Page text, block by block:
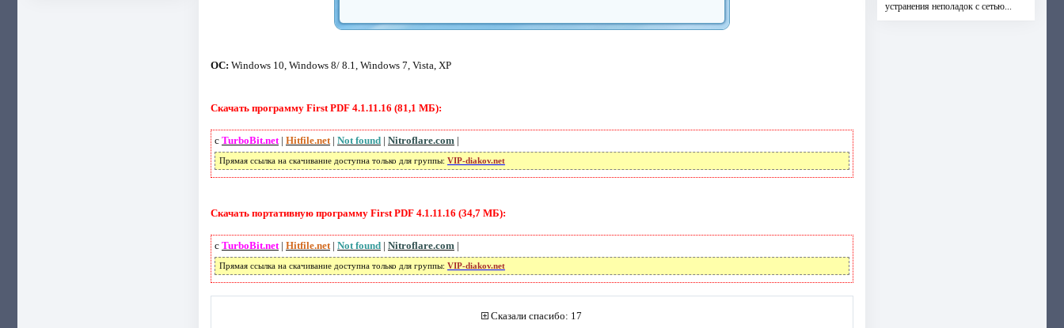
ОС: Windows 10, Windows 8/ 8.1, Windows 7, Vista, XP
Скачать программу First PDF 4.1.11.16 (81,1 МБ):
с TurboBit.net| Hitfile.net| Not found| Nitroflare.com |
Прямая ссылка на скачивание доступна только для группы: VIP-diakov.net
Скачать портативную программу First PDF 4.1.11.16 (34,7 МБ):
с TurboBit.net| Hitfile.net| Not found| Nitroflare.com |
Прямая ссылка на скачивание доступна только для группы: VIP-diakov.net
Сказали спасибо: 17
устранения неполадок с сетью...